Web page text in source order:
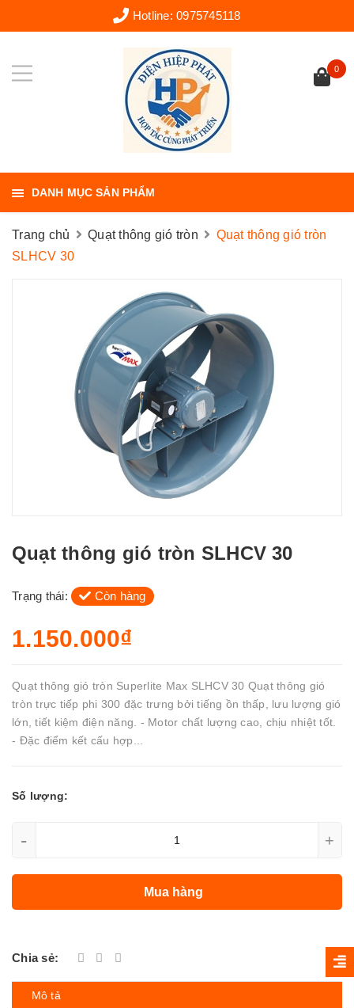
Hotline:0975745118
0
DANH MỤC SẢN PHẨM
Trang chủ Quạt thông gió tròn
Quạt thông gió tròn
SLHCV 30
Quạt thông gió tròn SLHCV 30
Trạng thái: Còn hàng
1.150.000₫
Quạt thông gió tròn Superlite Max SLHCV 30 Quạt thông gió
tròn trực tiếp phi 300 đặc trưng bởi tiếng ồn thấp, lưu lượng gió
lớn, tiết kiệm điện năng. - Motor chất lượng cao, chịu nhiệt tốt.
- Đặc điểm kết cấu hợp...
Số lượng:
- +
Mua hàng
Chia sẻ:
Mô tả